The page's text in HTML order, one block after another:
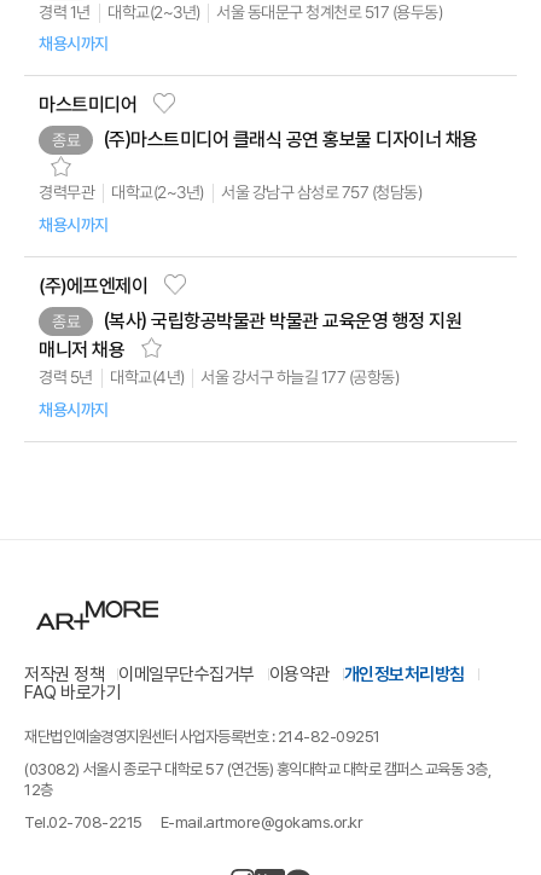
경력 1년 대학교(2~3년) 서울 동대문구 청계천로 517 (용두동)
채용시까지
마스트미디어
종료 (주)마스트미디어 클래식 공연 홍보물 디자이너 채용
경력무관 대학교(2~3년) 서울 강남구 삼성로 757 (청담동)
채용시까지
(주)에프엔제이
종료
(복사) 국립항공박물관 박물관 교육운영 행정 지원
매니저 채용
경력 5년 대학교(4년) 서울 강서구 하늘길 177 (공항동)
채용시까지
저작권 정책 이메일무단수집거부 이용약관
개인정보처리방침
FAQ 바로가기
재단법인예술경영지원센터 사업자등록번호 : 214-82-09251
(03082) 서울시 종로구 대학로 57 (연건동) 홍익대학교 대학로 캠퍼스 교육동 3층,
12층
Tel.02-708-2215 E-mail.artmore@gokams.or.kr